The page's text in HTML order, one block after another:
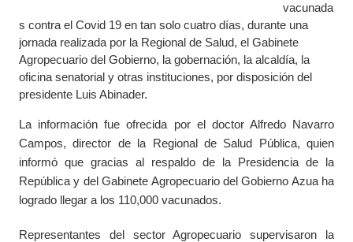
vacunada
s contra el Covid 19 en tan solo cuatro días, durante una
jornada realizada por la Regional de Salud, el Gabinete
Agropecuario del Gobierno, la gobernación, la alcaldía, la
oficina senatorial y otras instituciones, por disposición del
presidente Luis Abinader.
La información fue ofrecida por el doctor Alfredo Navarro
Campos, director de la Regional de Salud Pública, quien
informó que gracias al respaldo de la Presidencia de la
República y del Gabinete Agropecuario del Gobierno Azua ha
logrado llegar a los 110,000 vacunados.
Representantes del sector Agropecuario supervisaron la